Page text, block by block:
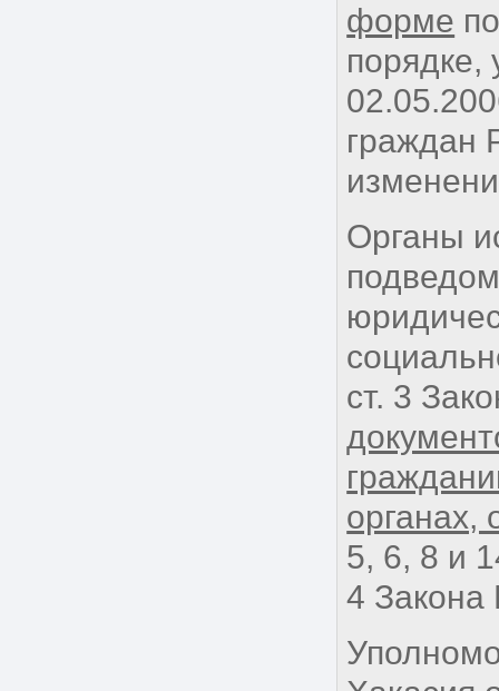
форме
граждан
Органы
ст. 3
органах,
5, 6, 8 и
4 Закона